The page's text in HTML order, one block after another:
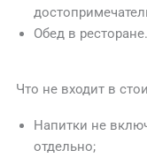
Обед в ресторане.
Что не входит в
Напитки не
отдельно;